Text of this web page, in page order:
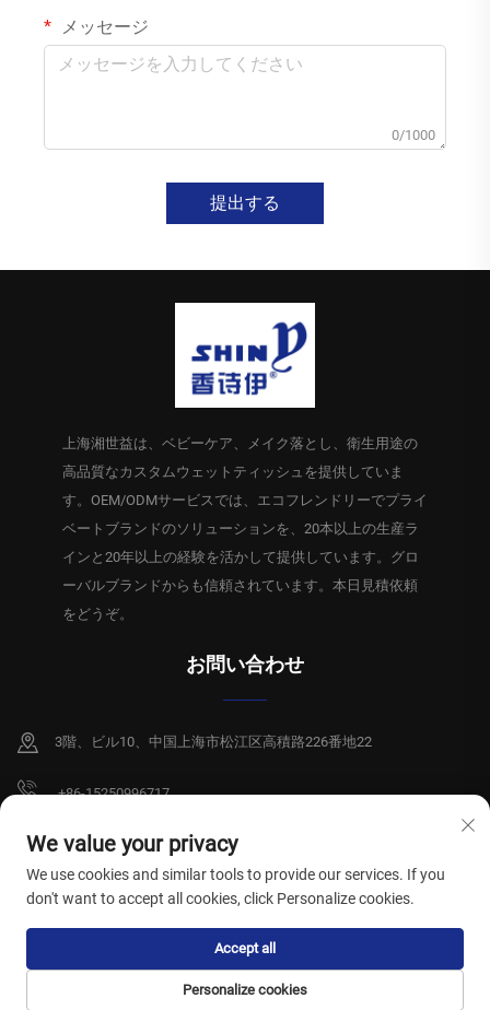
メッセージ
0/1000
提出する
上海湘世益は、ベビーケア、メイク落とし、衛生用途の
高品質なカスタムウェットティッシュを提供していま
す。OEM/ODMサービスでは、エコフレンドリーでプライ
ベートブランドのソリューションを、20本以上の生産ラ
インと20年以上の経験を活かして提供しています。グロ
ーバルブランドからも信頼されています。本日見積依頼
をどうぞ。
お問い合わせ
3階、ビル10、中国上海市松江区高積路226番地22
+86-15250996717
[email protected]
Copyright © 2026 上海祥碩衛生製品有限公司。全著作権所有。 プライバシー
ポリシー
We value your privacy
We use cookies and similar tools to provide our services. If you
don't want to accept all cookies, click Personalize cookies.
Personalize cookies
Accept all